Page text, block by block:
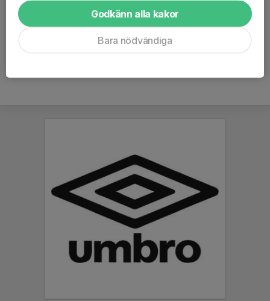
Position
Ålder
9 år
Godkänn alla kakor
Bara nödvändiga